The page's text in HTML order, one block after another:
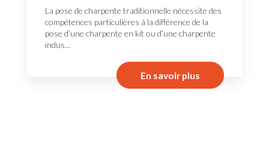
La pose de charpente traditionnelle nécessite des
compétences particulières à la différence de la
pose d’une charpente en kit ou d’une charpente
indus...
En savoir plus